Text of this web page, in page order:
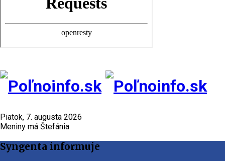
Piatok, 7. augusta 2026
Meniny má Štefánia
Syngenta informuje